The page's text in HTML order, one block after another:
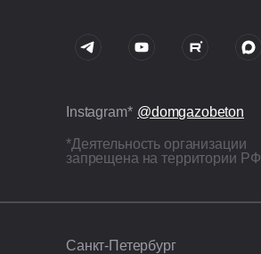
Санкт-Петербург
Instagram* @domgazobeton
*Деятельность организации
запрещена на территории РФ